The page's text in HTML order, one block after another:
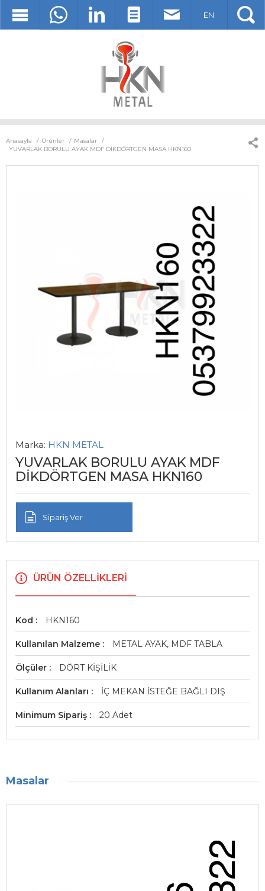
EN
Anasayfa Ürünler
Masalar
YUVARLAK BORULU AYAK MDF DİKDÖRTGEN MASA HKN160
Marka: HKN METAL
YUVARLAK BORULU AYAK MDF
DİKDÖRTGEN MASA HKN160
Sipariş Ver
ÜRÜN ÖZELLIKLERI
Kod HKN160
Kullanılan Malzeme METAL AYAK, MDF TABLA
Ölçüler DÖRT KİŞİLİK
Kullanım Alanları İÇ MEKAN İSTEĞE BAĞLI DIŞ
Minimum Sipariş 20 Adet
Masalar